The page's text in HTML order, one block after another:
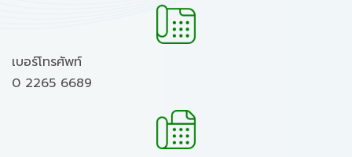
เบอร์โทรศัพท์
0 2265 6689